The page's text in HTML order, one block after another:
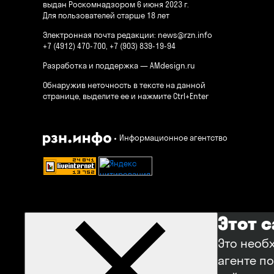
выдан Роскомнадзором 6 июня 2023 г.
Для пользователей старше 18 лет
Электронная почта редакции: news@rzn.info
+7 (4912) 470-700, +7 (903) 839-19-94
Разработка и поддержка —AMdesign.ru
Обнаружив неточность в тексте на данной
странице, выделите ее и нажмите Ctrl+Enter
Информационное агентство
Этот
Это
агенте